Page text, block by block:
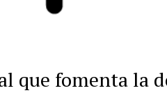
que fomenta la